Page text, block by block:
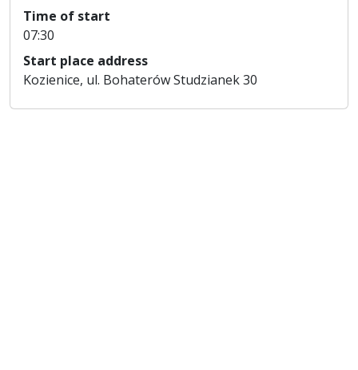
Time of start
07:30
Start place address
Kozienice, ul. Bohaterów Studzianek 30